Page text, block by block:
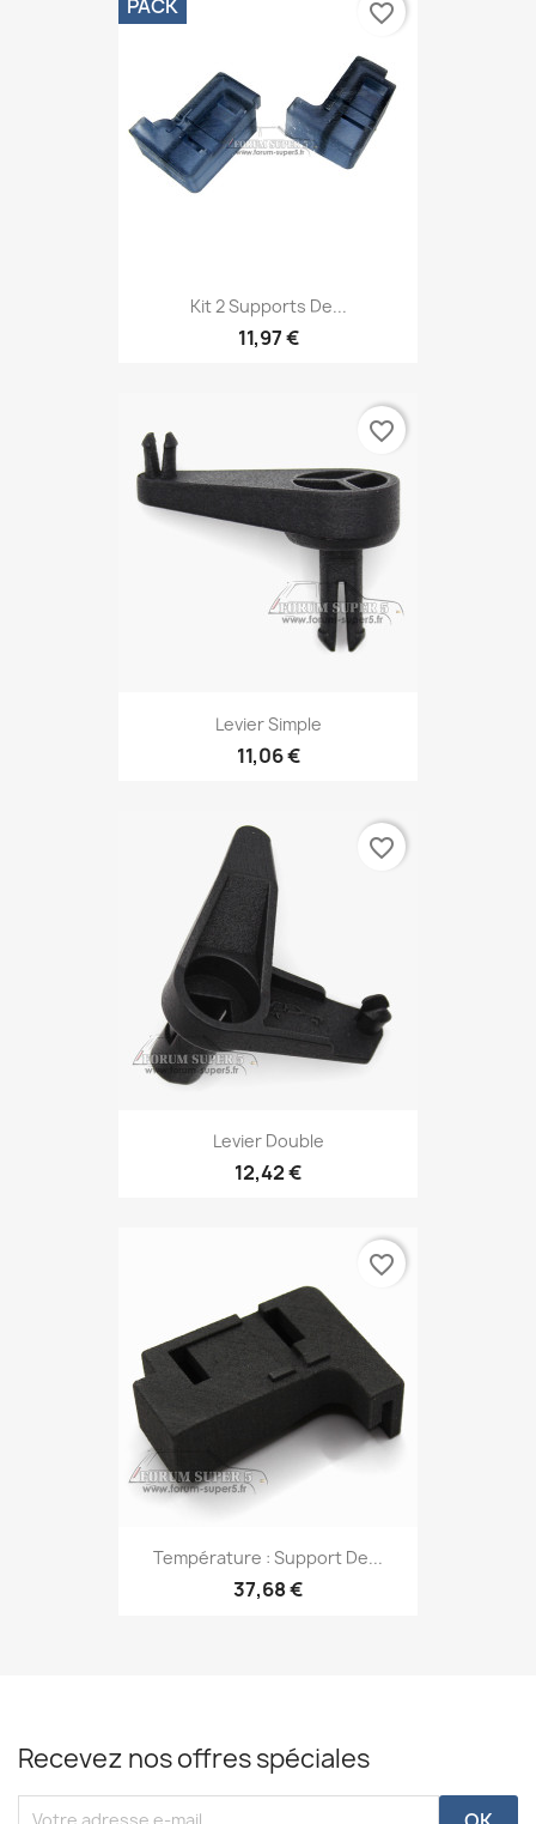
Kit 2 Supports De...
11,97 €
PACK favorite_border
Levier Simple
11,06 €
favorite_border
Levier Double
12,42 €
favorite_border
Température : Support De...
37,68 €
favorite_border
Recevez nos offres spéciales